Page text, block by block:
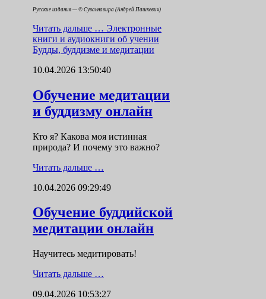
Русские издания — © Суваннавира (Андрей Пашкевич)
Читать дальше … Электронные
книги и аудиокниги об учении
Будды, буддизме и медитации
10.04.2026 13:50:40
Обучение медитации
и буддизму онлайн
Кто я? Какова моя истинная
природа? И почему это важно?
Читать дальше …
10.04.2026 09:29:49
Обучение буддийской
медитации онлайн
Научитесь медитировать!
Читать дальше …
09.04.2026 10:53:27